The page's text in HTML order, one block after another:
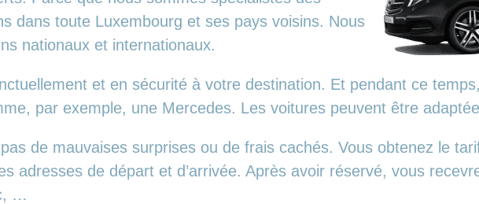
dans toute Luxembourg et ses pays voisins. Nous
nationaux et internationaux.
et en sécurité à votre destination. Et pendant ce
par exemple, une Mercedes. Les voitures peuvent être
de mauvaises surprises ou de frais cachés. Vous obtenez le
adresses de départ et d’arrivée. Après avoir réservé, vous
…